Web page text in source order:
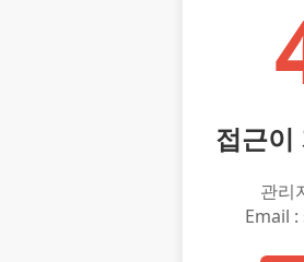
접근이
관리
Email